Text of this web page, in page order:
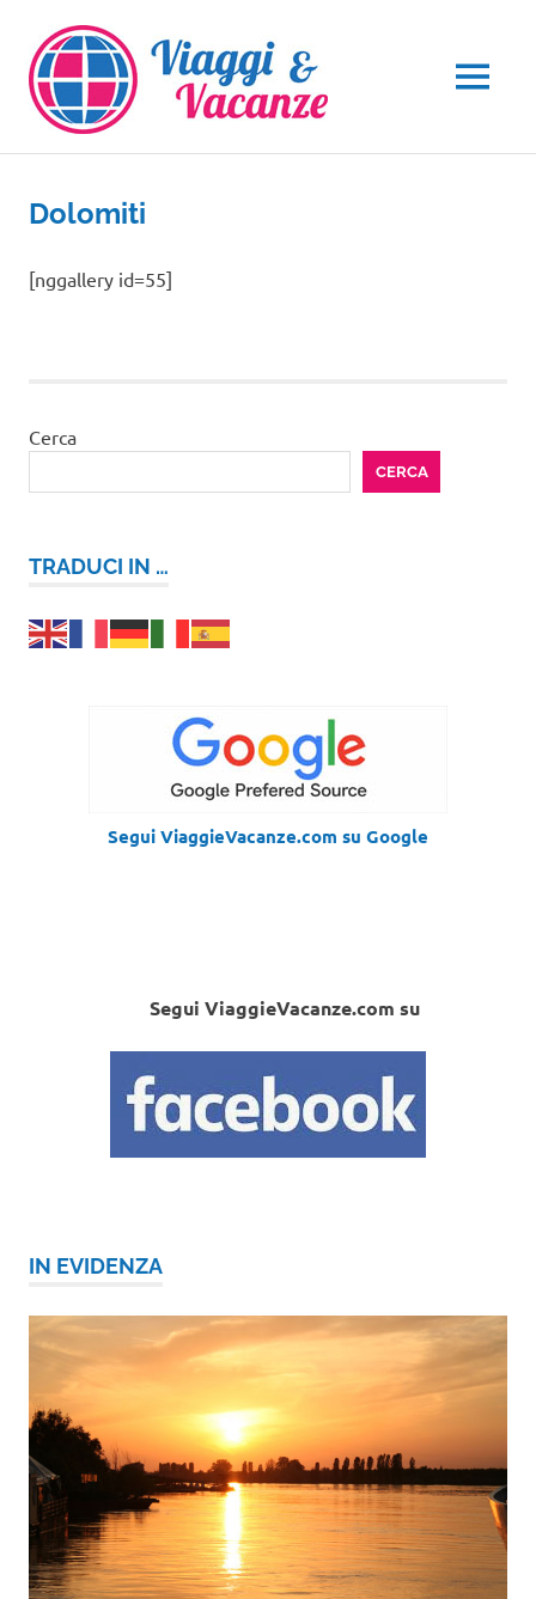
contenuto
MENU
Dolomiti
[nggallery id=55]
Cerca
CERCA
TRADUCI IN …
Segui ViaggieVacanze.com su Google
Segui ViaggieVacanze.com su
IN EVIDENZA